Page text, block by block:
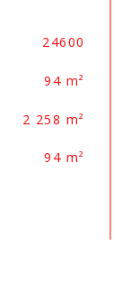
24600
94 m²
2 258 m²
94 m²